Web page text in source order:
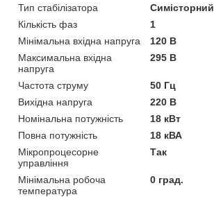
Тип стабілізатора
Симісторний
Кількість фаз
1
Мінімальна вхідна напруга
120 В
Максимальна вхідна
напруга
295 В
Частота струму
50 Гц
Вихідна напруга
220 В
Номінальна потужність
18 кВт
Повна потужність
18 кВА
Мікропроцесорне
управління
Так
Мінімальна робоча
температура
0 град.